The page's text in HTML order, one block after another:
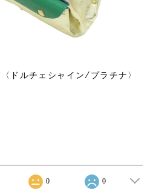
ドルチェシャイン/プラチナ〉
0 0